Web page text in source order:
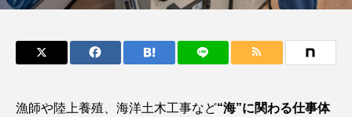
キーワードから探す
おばま水族館 かんぱち わたしと水族館
漁師や陸上養殖、海洋土木工事など“海”に関わる仕事体